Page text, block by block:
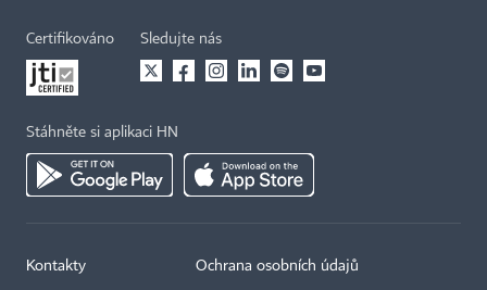
Certifikováno Sledujte nás
Stáhněte si aplikaci HN
Kontakty Ochrana osobních údajů